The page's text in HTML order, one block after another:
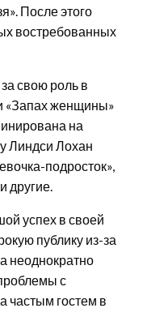
После этого
востребованных
свою роль в
«Запах женщины»
на
Линдси Лохан
подросток»,
другие.
успех в своей
публику из-за
неоднократно
с
частым гостем в